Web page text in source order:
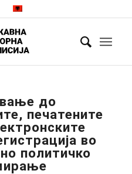
до
печатените
во
политичко